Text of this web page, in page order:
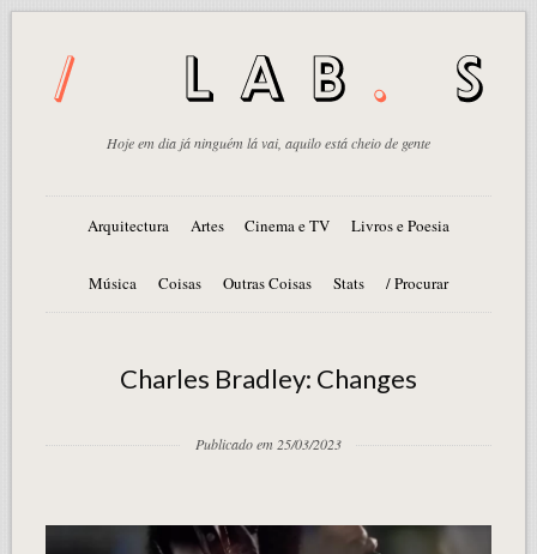
Hoje em dia já ninguém lá vai, aquilo está cheio de gente
Arquitectura Artes Cinema e TV Livros e Poesia
Música Coisas Outras Coisas Stats / Procurar
Charles Bradley: Changes
Publicado em 25/03/2023